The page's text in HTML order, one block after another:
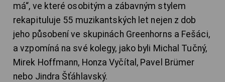
má“, ve které osobitým a zábavným stylem
rekapituluje 55 muzikantských let nejen z dob
jeho působení ve skupinách Greenhorns a Fešáci,
a vzpomíná na své kolegy, jako byli Michal Tučný,
Mirek Hoffmann, Honza Vyčítal, Pavel Brümer
nebo Jindra Šťáhlavský.